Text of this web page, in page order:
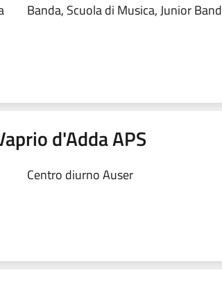
Banda, Scuola di Musica, Junior Band
d'Adda APS
Centro diurno Auser